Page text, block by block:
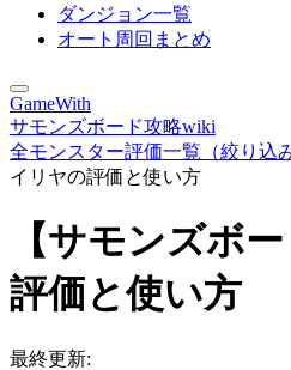
ダンジョン一覧
オート周回まとめ
GameWith
サモンズボード攻略wiki
全モンスター評価一覧（絞り込
イリヤの評価と使い方
【サモンズボ
評価と使い方
最終更新: